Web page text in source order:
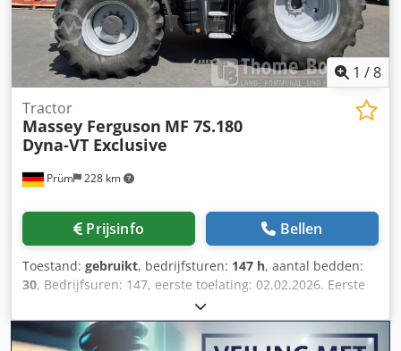
1 /8
Prüm 228 km
Tractor
Massey Ferguson MF 7S.180
Dyna-VT Exclusive
Prijsinfo Bellen
Toestand: gebruikt, bedrijfsturen: 147 h, aantal bedden:
30, Bedrijfsuren: 147, eerste toelating: 02.02.2026. Eerste
toelating: 02.02.2026. Bedrijfsuren: ca. 150.
Standaarduitrusting/technische gegevens: MOTOR
Maximaal vermogen 132/180 kW/pk (ISO 14396) Maximaal